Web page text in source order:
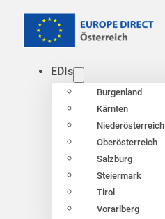
EDIs
Burgenland
Kärnten
Niederösterreich
Oberösterreich
Salzburg
Steiermark
Tirol
Vorarlberg